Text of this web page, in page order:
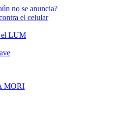
no se anuncia?
el celular
el LUM
MORI